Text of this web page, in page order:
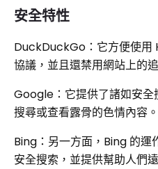
安全特性
DuckDuckGo：它方便使用
協議，並且還禁用網站上的
Google：它提供了諸如安全
搜尋或查看露骨的色情內容。
Bing：另一方面，Bing 的
安全搜索，並提供幫助人們